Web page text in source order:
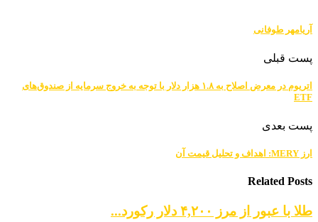
آریامهر طوفانی
پست قبلی
اتریوم در معرض اصلاح به ۱.۸ هزار دلار با توجه به خروج سرمایه از صندوق‌های
ETF
پست بعدی
ارز MERY: اهداف و تحلیل قیمت آن
Related Posts
طلا با عبور از مرز ۴,۲۰۰ دلار رکورد...